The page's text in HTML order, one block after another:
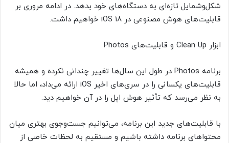
شکل‌وشمایل تازه‌ای به دستگاه‌های خود بدهد. در ادامه مروری بر
قابلیت‌‌های هوش مصنوعی در iOS 18 خواهیم داشت.
ابزار Clean Up و قابلیت‌های Photos
برنامه Photos در طول این سال‌ها تغییر چندانی نکرده و همیشه
قابلیت‌‌های یکسانی را در سری‌های اخیر iOS ارائه می‌داد، اما حالا
به نظر می‌رسد که تأثیر هوش اپل را در آن خواهیم دید.
با قابلیت‌های جدید این برنامه، می‌توانیم جست‌وجوی بهتری میان
محتواهای برنامه داشته باشیم و مستقیم به لحظات خاصی از